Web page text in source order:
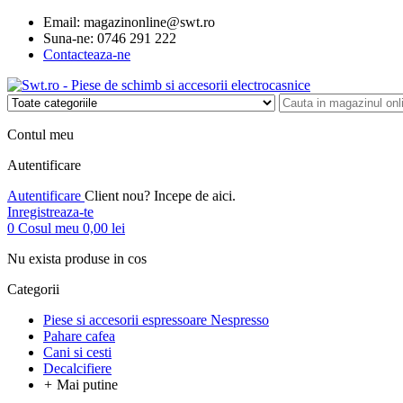
Email: magazinonline@swt.ro
Suna-ne: 0746 291 222
Contacteaza-ne
Contul meu
Autentificare
Autentificare Client nou? Incepe de aici.
Inregistreaza-te
0 Cosul meu 0,00 lei
Nu exista produse in cos
Categorii
Piese si accesorii espressoare Nespresso
Pahare cafea
Cani si cesti
Decalcifiere
+ Mai putine